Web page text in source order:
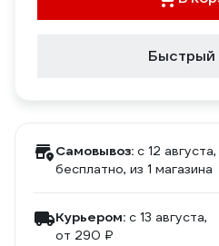
Быстрый
Самовывоз: c 12 августа,
бесплатно, из 1 магазина
Курьером: c 13 августа,
от 290 ₽